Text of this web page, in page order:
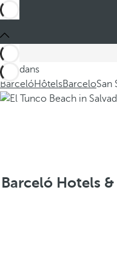
Ces dans
BarcelóHôtelsBarceloSan
Barceló Hotels